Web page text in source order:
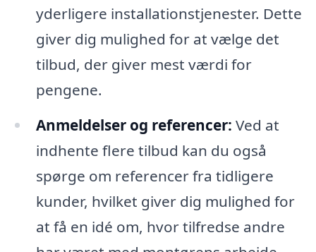
yderligere installationstjenester. Dette
giver dig mulighed for at vælge det
tilbud, der giver mest værdi for
pengene.
Anmeldelser og referencer: Ved at
indhente flere tilbud kan du også
spørge om referencer fra tidligere
kunder, hvilket giver dig mulighed for
at få en idé om, hvor tilfredse andre